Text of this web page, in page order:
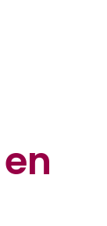
en